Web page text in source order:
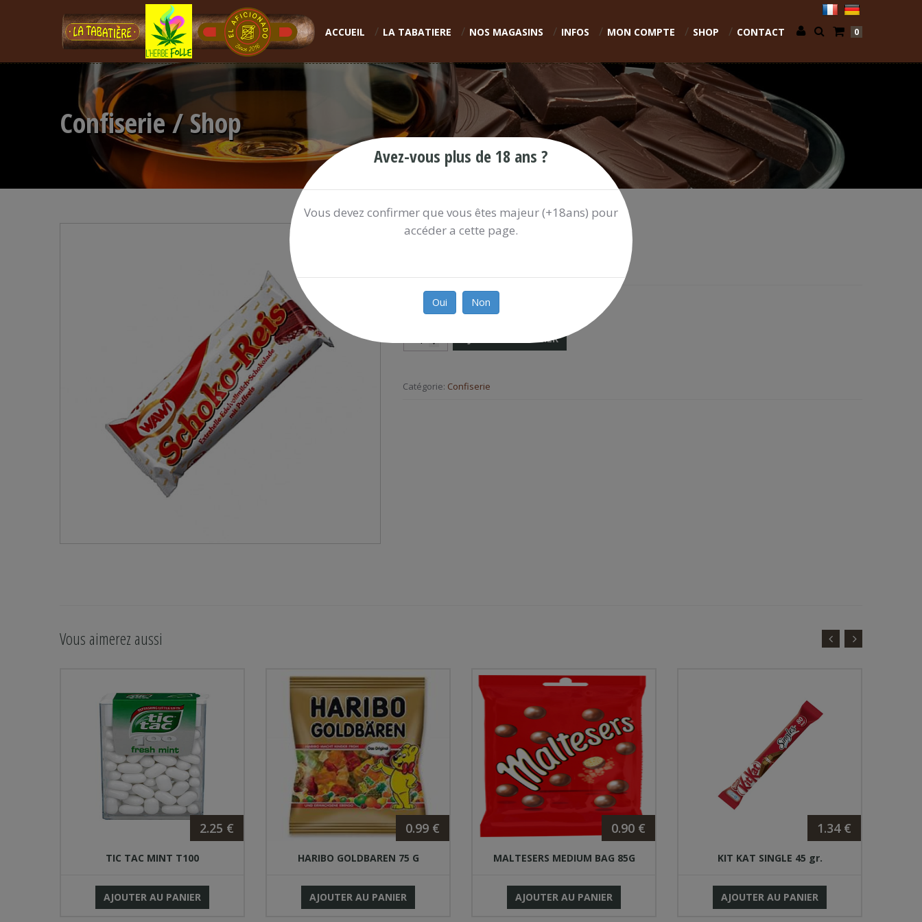
0
ACCUEIL LA TABATIERE NOS MAGASINS INFOS MON COMPTE SHOP CONTACT
Confiserie / Shop
WAWI SCHOKO REIS 50gr.
0.60 €
WAWISC736A
AJOUTER AU PANIER
Catégorie: Confiserie
Vous aimerez aussi
2.25 €
TIC TAC MINT T100
AJOUTER AU PANIER
0.99 €
HARIBO GOLDBAREN 75 G
AJOUTER AU PANIER
0.90 €
MALTESERS MEDIUM BAG 85G
AJOUTER AU PANIER
1.34 €
KIT KAT SINGLE 45 gr.
AJOUTER AU PANIER
Avez-vous plus de 18 ans ?
Vous devez confirmer que vous êtes majeur (+18ans) pour
accéder a cette page.
Oui Non